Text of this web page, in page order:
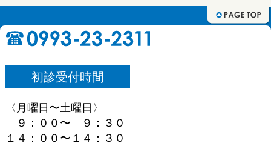
初診受付時間
〈月曜日〜土曜日〉
９：００〜 ９：３０
１４：００〜１４：３０